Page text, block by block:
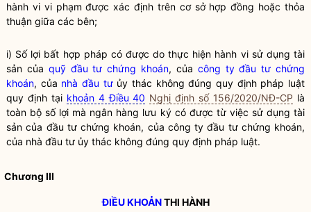
hành vi vi phạm được xác định trên cơ sở hợp đồng hoặc thỏa
thuận giữa các bên;
i) Số lợi bất hợp pháp có được do thực hiện hành vi sử dụng tài
sản của quỹ đầu tư chứng khoán, của công ty đầu tư chứng
khoán, của nhà đầu tưủy thác không đúng quy định pháp luật
quy định tại khoản 4 Điều 40 Nghị định số 156/2020/NĐ-CP là
toàn bộ số lợi mà ngân hàng lưu ký có được từ việc sử dụng tài
sản của đầu tư chứng khoán, của công ty đầu tư chứng khoán,
của nhà đầu tư ủy thác không đúng quy định pháp luật.
Chương III
ĐIỀU KHOẢNTHI HÀNH